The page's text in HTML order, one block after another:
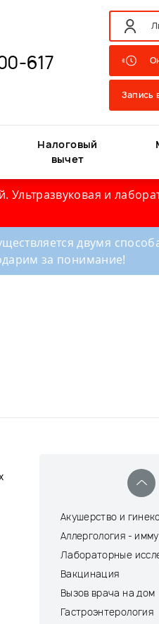
617
Запись
Налоговый
вычет
и
двумя
за понимание!
Акушерство и
Аллергология -
Лабораторные
Вакцинация
Вызов врача на дом
Гастроэнтерология